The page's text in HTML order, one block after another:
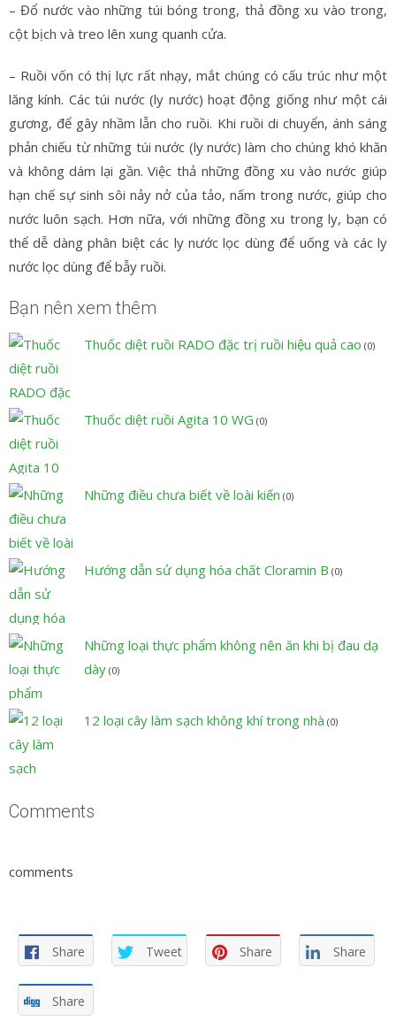
– Đổ nước vào những túi bóng trong, thả đồng xu vào trong,
cột bịch và treo lên xung quanh cửa.
– Ruồi vốn có thị lực rất nhạy, mắt chúng có cấu trúc như một
lăng kính. Các túi nước (ly nước) hoạt động giống như một cái
gương, để gây nhầm lẫn cho ruồi. Khi ruồi di chuyển, ánh sáng
phản chiếu từ những túi nước (ly nước) làm cho chúng khó khăn
và không dám lại gần. Việc thả những đồng xu vào nước giúp
hạn chế sự sinh sôi nảy nở của tảo, nấm trong nước, giúp cho
nước luôn sạch. Hơn nữa, với những đồng xu trong ly, bạn có
thể dễ dàng phân biệt các ly nước lọc dùng để uống và các ly
nước lọc dùng để bẫy ruồi.
Bạn nên xem thêm
Thuốc diệt ruồi RADO đặc trị ruồi hiệu quả cao (0)
Thuốc diệt ruồi Agita 10 WG (0)
Những điều chưa biết về loài kiến (0)
Hướng dẫn sử dụng hóa chất Cloramin B (0)
Những loại thực phẩm không nên ăn khi bị đau dạ
dày (0)
12 loại cây làm sạch không khí trong nhà (0)
Comments
comments
Share Tweet Share Share
Share